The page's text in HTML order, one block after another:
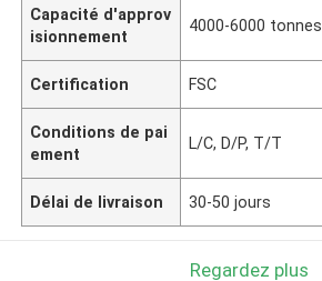
Capacité d'approv
isionnement
4000-6000
Certification FSC
Conditions de pai
ement
L/C, D/P, T/T
Délai de livraison 30-50 jours
Regardez plus